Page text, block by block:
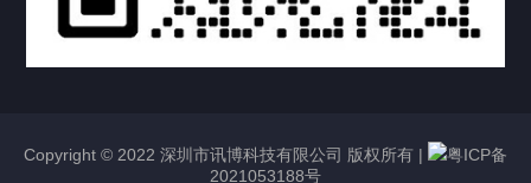
提交您的需求，获取产品资料与报价
Copyright © 2022 深圳市讯博科技有限公司 版权所有 |
粤ICP备
2021053188号